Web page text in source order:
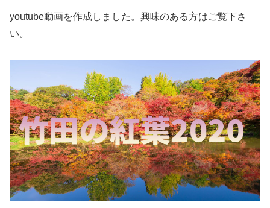
youtube動画を作成しました。興味のある方はご覧下さ
い。